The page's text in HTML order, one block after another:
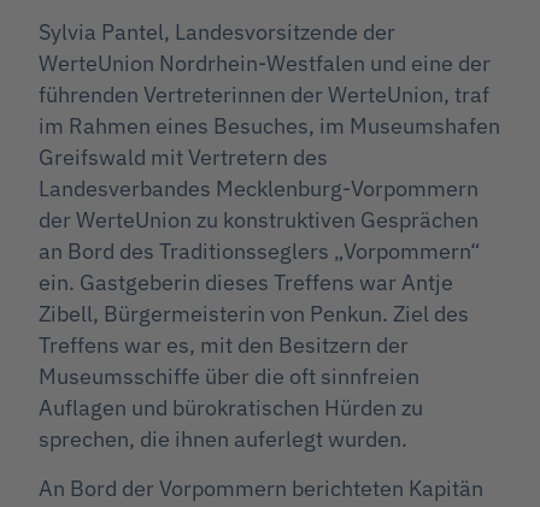
Sylvia Pantel, Landesvorsitzende der
WerteUnion Nordrhein-Westfalen und eine der
führenden Vertreterinnen der WerteUnion, traf
im Rahmen eines Besuches, im Museumshafen
Greifswald mit Vertretern des
Landesverbandes Mecklenburg-Vorpommern
der WerteUnion zu konstruktiven Gesprächen
an Bord des Traditionsseglers „Vorpommern“
ein. Gastgeberin dieses Treffens war Antje
Zibell, Bürgermeisterin von Penkun. Ziel des
Treffens war es, mit den Besitzern der
Museumsschiffe über die oft sinnfreien
Auflagen und bürokratischen Hürden zu
sprechen, die ihnen auferlegt wurden.
An Bord der Vorpommern berichteten Kapitän